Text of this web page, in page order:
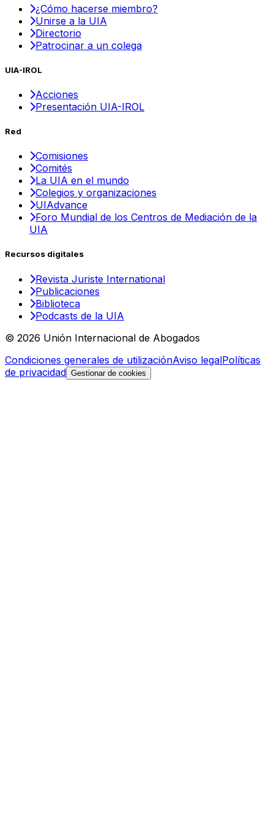
¿Cómo hacerse miembro?
Unirse a la UIA
Directorio
Patrocinar a un colega
UIA-IROL
Acciones
Presentación UIA-IROL
Red
Comisiones
Comités
La UIA en el mundo
Colegios y organizaciones
UIAdvance
Foro Mundial de los Centros de Mediación de la
UIA
Recursos digitales
Revista Juriste International
Publicaciones
Biblioteca
Podcasts de la UIA
© 2026 Unión Internacional de Abogados
Condiciones generales de utilizaciónAviso legalPolíticas
de privacidad Gestionar de cookies